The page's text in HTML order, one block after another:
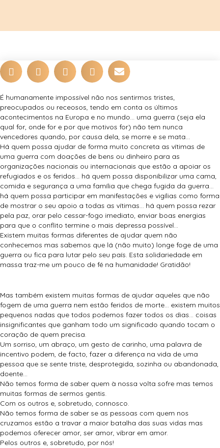
É humanamente impossível não nos sentirmos tristes,
preocupados ou receosos, tendo em conta os últimos
acontecimentos na Europa e no mundo… uma guerra (seja ela
qual for, onde for e por que motivos for) não tem nunca
vencedores quando, por causa dela, se morre e se mata…
Há quem possa ajudar de forma muito concreta as vítimas de
uma guerra com doações de bens ou dinheiro para as
organizações nacionais ou internacionais que estão a apoiar os
refugiados e os feridos… há quem possa disponibilizar uma cama,
comida e segurança a uma família que chega fugida da guerra…
há quem possa participar em manifestações e vigílias como forma
de mostrar o seu apoio a todas as vítimas… há quem possa rezar
pela paz, orar pelo cessar-fogo imediato, enviar boas energias
para que o conflito termine o mais depressa possível…
Existem muitas formas diferentes de ajudar quem não
conhecemos mas sabemos que lá (não muito) longe foge de uma
guerra ou fica para lutar pelo seu país. Esta solidariedade em
massa traz-me um pouco de fé na humanidade! Gratidão!
Mas também existem muitas formas de ajudar aqueles que não
fogem de uma guerra nem estão feridos de morte… existem muitos
pequenos nadas que todos podemos fazer todos os dias… coisas
insignificantes que ganham todo um significado quando tocam o
coração de quem precisa.
Um sorriso, um abraço, um gesto de carinho, uma palavra de
incentivo podem, de facto, fazer a diferença na vida de uma
pessoa que se sente triste, desprotegida, sozinha ou abandonada,
doente…
Não temos forma de saber quem à nossa volta sofre mas temos
muitas formas de sermos gentis.
Com os outros e, sobretudo, connosco.
Não temos forma de saber se as pessoas com quem nos
cruzamos estão a travar a maior batalha das suas vidas mas
podemos oferecer amor, ser amor, vibrar em amor.
Pelos outros e, sobretudo, por nós!